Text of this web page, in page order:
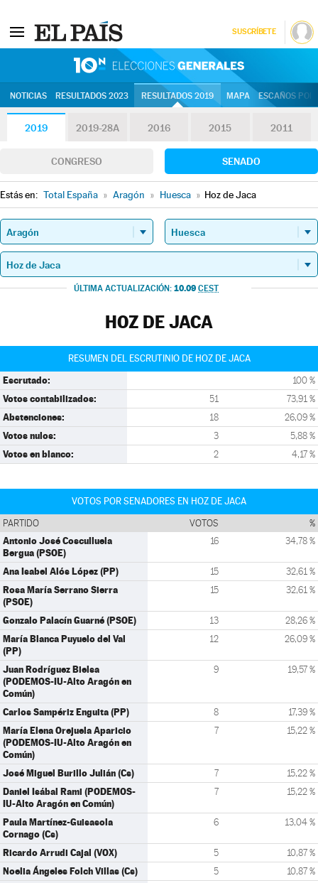
SUSCRÍBETE
NOTICIAS RESULTADOS 2023 RESULTADOS 2019 MAPA ESCAÑOS
2019 2019-28A 2016 2015 2011
CONGRESO SENADO
Estás en: Total España » Aragón » Huesca » Hoz de Jaca
ÚLTIMA ACTUALIZACIÓN: 10.09 CEST
HOZ DE JACA
RESUMEN DEL ESCRUTINIO DE HOZ DE JACA
Escrutado: 100 %
Votos contabilizados: 51 73,91 %
Abstenciones: 18 26,09 %
Votos nulos: 3 5,88 %
Votos en blanco: 2 4,17 %
VOTOS POR SENADORES EN HOZ DE JACA
PARTIDO VOTOS %
Antonio José Cosculluela
Bergua (PSOE)
16 34,78 %
Ana Isabel Alós López (PP) 15 32,61 %
Rosa María Serrano Sierra
(PSOE)
15 32,61 %
Gonzalo Palacín Guarné (PSOE) 13 28,26 %
María Blanca Puyuelo del Val
(PP)
12 26,09 %
Juan Rodríguez Bielsa
(PODEMOS-IU-Alto Aragón en
Común)
9 19,57 %
Carlos Sampériz Enguita (PP) 8 17,39 %
María Elena Orejuela Aparicio
(PODEMOS-IU-Alto Aragón en
Común)
7 15,22 %
José Miguel Burillo Julián (Cs) 7 15,22 %
Daniel Isábal Rami (PODEMOS-
IU-Alto Aragón en Común)
7 15,22 %
Paula Martínez-Guisasola
Cornago (Cs)
6 13,04 %
Ricardo Arrudi Cajal (VOX) 5 10,87 %
Noelia Ángeles Folch Villas (Cs) 5 10,87 %